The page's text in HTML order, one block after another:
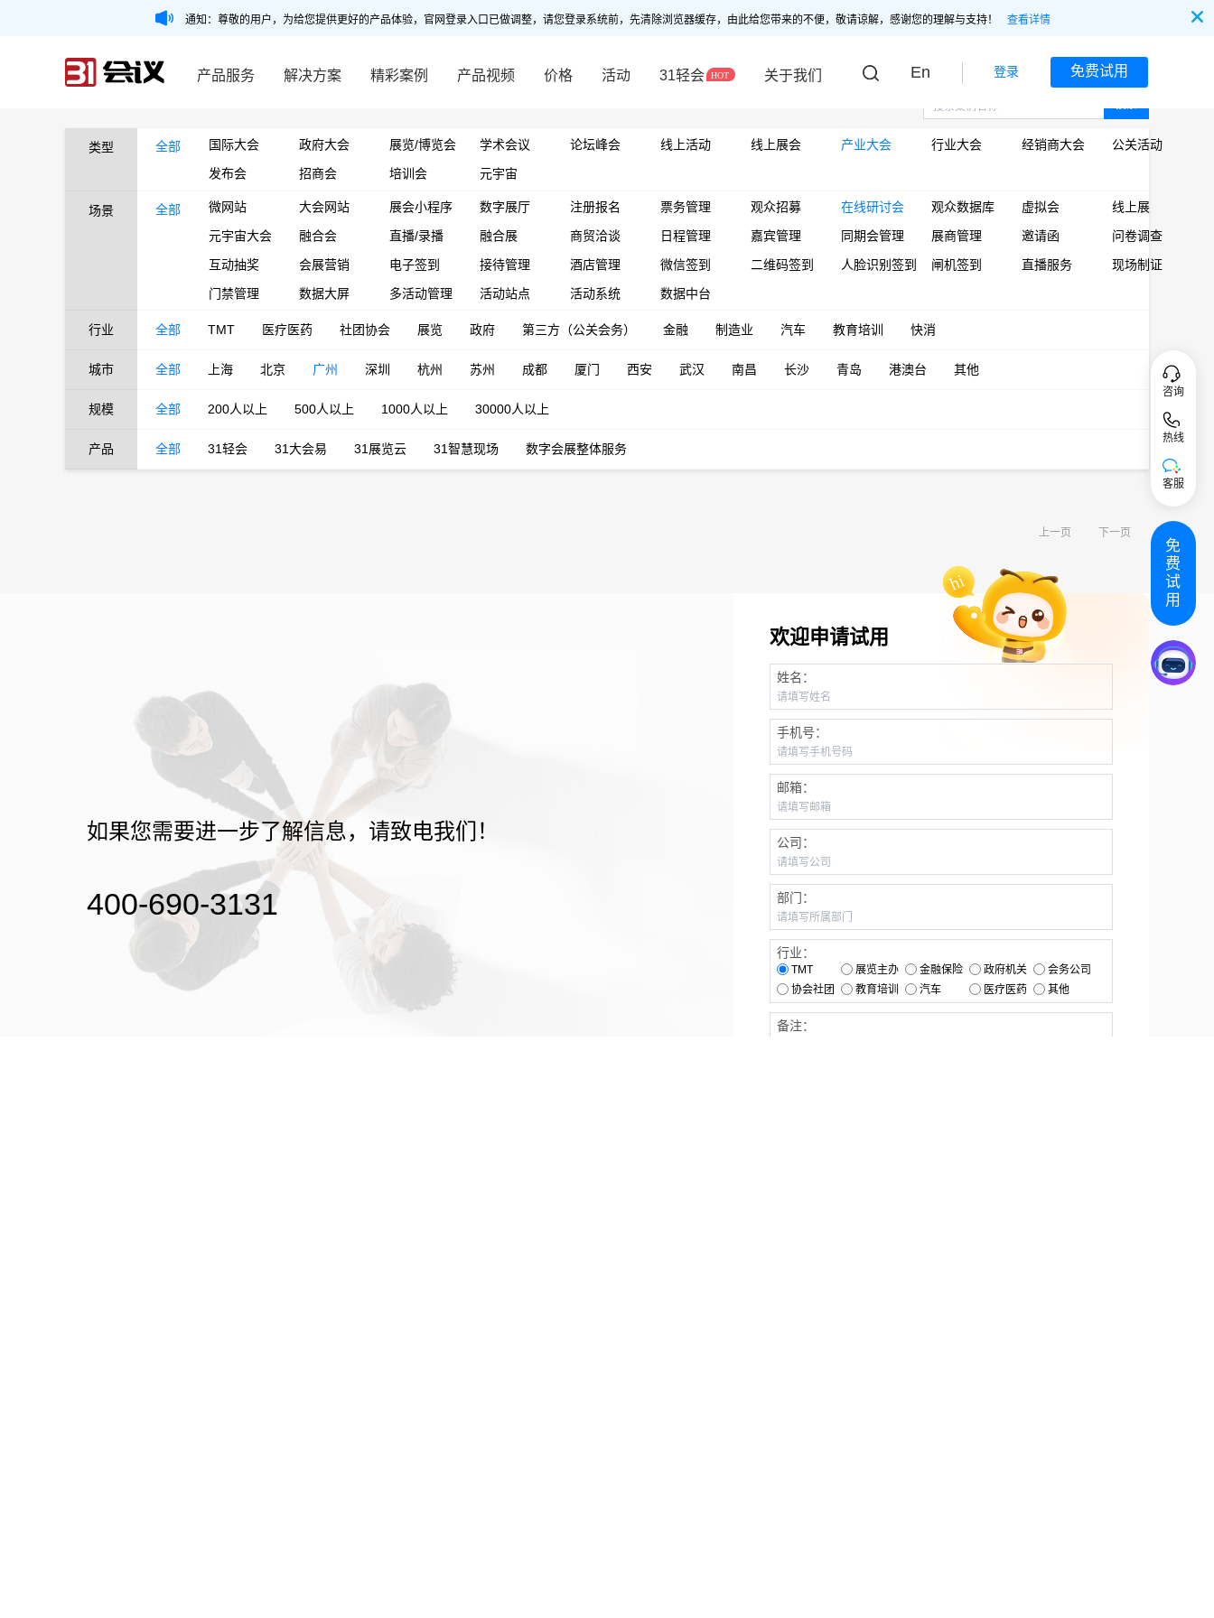
通知：尊敬的用户，为给您提供更好的产品体验，官网登录入口已做调整，请您登录系统前，先清除浏览器缓存，由此给您带来的不便，敬请谅解，感谢您的理解与支持！ 查看详情
产品服务 解决方案 精彩案例 产品视频 价格 活动 31轻会 关于我们 En 登录 免费试用
类型 全部 国际大会 政府大会 展览/博览会 学术会议 论坛峰会 线上活动 线上展会 产业大会 行业大会 经销商大会
公关活动
发布会
招商会 培训会 元宇宙
场景 全部 微网站 大会网站 展会小程序 数字展厅 注册报名 票务管理 观众招募 在线研讨会 观众数据库 虚拟会
线上展
元宇宙大会
融合会 直播/录播 融合展 商贸洽谈 日程管理 嘉宾管理 同期会管理 展商管理 邀请函
问卷调查
互动抽奖
会展营销 电子签到 接待管理 酒店管理 微信签到 二维码签到 人脸识别签到 闸机签到 直播服务
现场制证
门禁管理
数据大屏 多活动管理 活动站点 活动系统 数据中台
行业 全部 TMT 医疗医药 社团协会 展览 政府 第三方（公关会务） 金融 制造业 汽车 教育培训 快消
城市 全部 上海 北京 广州 深圳 杭州 苏州 成都 厦门 西安 武汉 南昌 长沙 青岛 港澳台 其他
规模 全部 200人以上 500人以上 1000人以上 30000人以上
产品 全部 31轻会 31大会易 31展览云 31智慧现场 数字会展整体服务
上一页 下一页
如果您需要进一步了解信息，请致电我们！
400-690-3131
欢迎申请试用
姓名：
手机号：
邮箱：
公司：
部门：
行业：
TMT 展览主办 金融保险 政府机关
会务公司
协会社团
教育培训 汽车 医疗医药 其他
备注：
咨询
热线
客服
免
费
试
用